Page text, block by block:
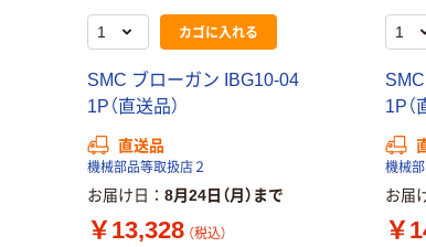
カゴに入れる
SMC ブローガン IBG10-04
1P（直送品）
直送品
機械部品等取扱店２
お届け日 8月24日（月）まで
￥13,328 （税込）
1P（
機械
お届
￥
G バルクタイプ
指定医薬部外品
￥140~ （税込）
サントリー 天然
水 ミネラルウォ
ーター ペットボ
トル
￥686~ （税込）
モカ 200組 5
アスクル オリ
PEFC認証
￥428~ （税
【アスクル限
ファーストレ
ト ニトリルグ
ローブ ブル
ー 粉なし（
￥698~ （税